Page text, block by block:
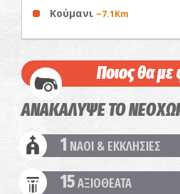
Κούμανι ~7.1Km
Ποιος θα
ΑΝΑΚΑΛΥΨΕ ΤΟ
1 ΝΑΟΙ & ΕΚΚΛΗΣΙΕΣ
15ΑΞΙΟΘΕΑΤΑ